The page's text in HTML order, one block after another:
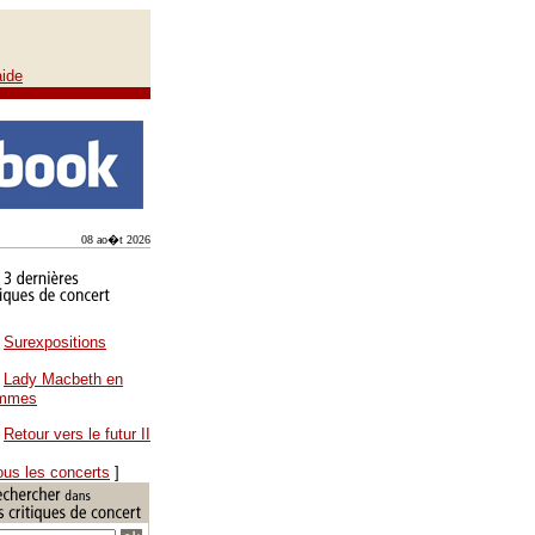
08 ao�t 2026
Surexpositions
Lady Macbeth en
Retour vers le futur II
les concerts ]